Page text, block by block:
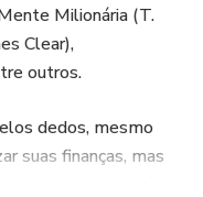
Milionária (T.
Clear),
outros.
dedos, mesmo
suas finanças, mas